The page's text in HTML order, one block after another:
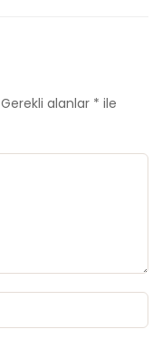
Gerekli alanlar * ile